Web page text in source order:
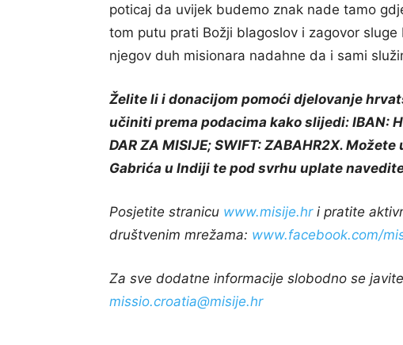
poticaj da uvijek budemo znak nade tamo
tom putu prati Božji blagoslov i zagovor
njegov duh misionara nadahne da i sami
Želite li i donacijom pomoći djelovanje
učiniti prema podacima kako slijedi: IBAN:
DAR ZA MISIJE; SWIFT: ZABAHR2X.
Gabrića u Indiji te pod svrhu uplate
Posjetite stranicu www.misije.hri pratite
društvenim mrežama: www.facebook.com/
Za sve dodatne informacije slobodno se
missio.croatia@misije.hr